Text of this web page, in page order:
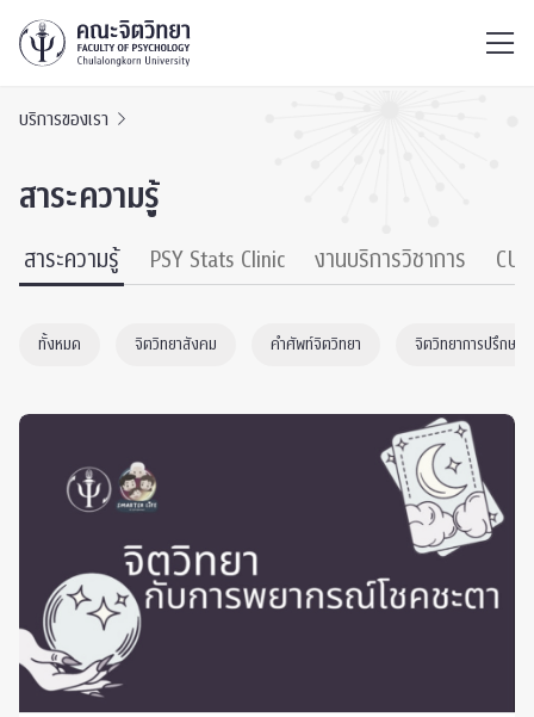
บริการของเรา
สาระความรู้
สาระความรู้ PSY Stats Clinic งานบริการวิชาการ CU
ทั้งหมด จิตวิทยาสังคม คำศัพท์จิตวิทยา จิตวิทยาการปรึกษา